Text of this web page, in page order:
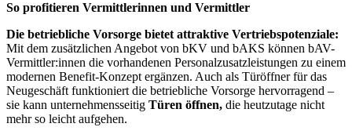
So profitieren Vermittlerinnen und Vermittler
Die betriebliche Vorsorge bietet attraktive Vertriebspotenziale:
Mit dem zusätzlichen Angebot von bKV und bAKS können bAV-
Vermittler:innen die vorhandenen Personalzusatzleistungen zu einem
modernen Benefit-Konzept ergänzen. Auch als Türöffner für das
Neugeschäft funktioniert die betriebliche Vorsorge hervorragend –
sie kann unternehmensseitig Türen öffnen, die heutzutage nicht
mehr so leicht aufgehen.